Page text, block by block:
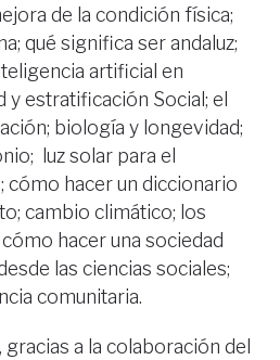
de la condición física;
qué significa ser andaluz;
artificial en
y estratificación Social; el
biología y longevidad;
luz solar para el
cómo hacer un diccionario
cambio climático; los
hacer una sociedad
las ciencias sociales;
comunitaria.
gracias a la colaboración del